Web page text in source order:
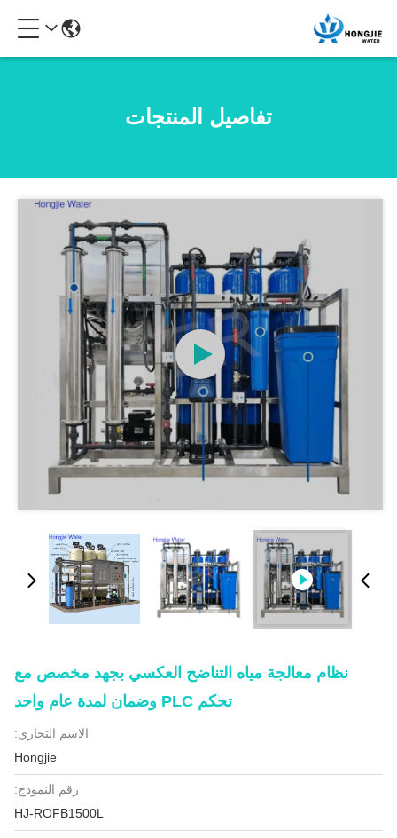
تفاصيل المنتجات
نظام معالجة مياه التناضح العكسي بجهد مخصص مع
تحكم PLC وضمان لمدة عام واحد
الاسم التجاري:
Hongjie
رقم النموذج:
HJ-ROFB1500L